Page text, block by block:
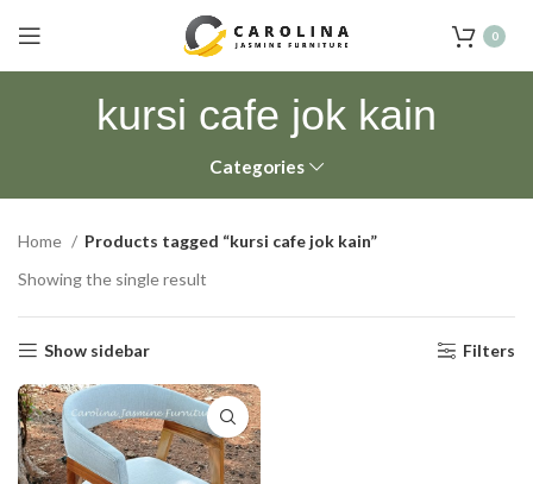
0
kursi cafe jok kain
Categories
Home
Products tagged “kursi cafe jok kain”
Showing the single result
Show sidebar Filters